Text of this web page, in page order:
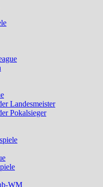
Landesmeister
Pokalsieger
WM